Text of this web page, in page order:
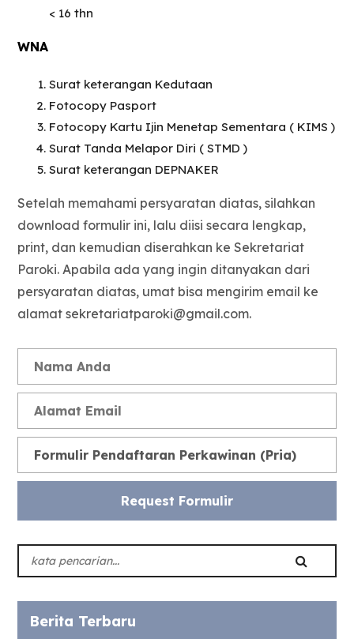
< 16 thn
WNA
Surat keterangan Kedutaan
Fotocopy Pasport
Fotocopy Kartu Ijin Menetap Sementara ( KIMS )
Surat Tanda Melapor Diri ( STMD )
Surat keterangan DEPNAKER
Setelah memahami persyaratan diatas, silahkan
download formulir ini, lalu diisi secara lengkap,
print, dan kemudian diserahkan ke Sekretariat
Paroki. Apabila ada yang ingin ditanyakan dari
persyaratan diatas, umat bisa mengirim email ke
alamat sekretariatparoki@gmail.com.
Berita Terbaru